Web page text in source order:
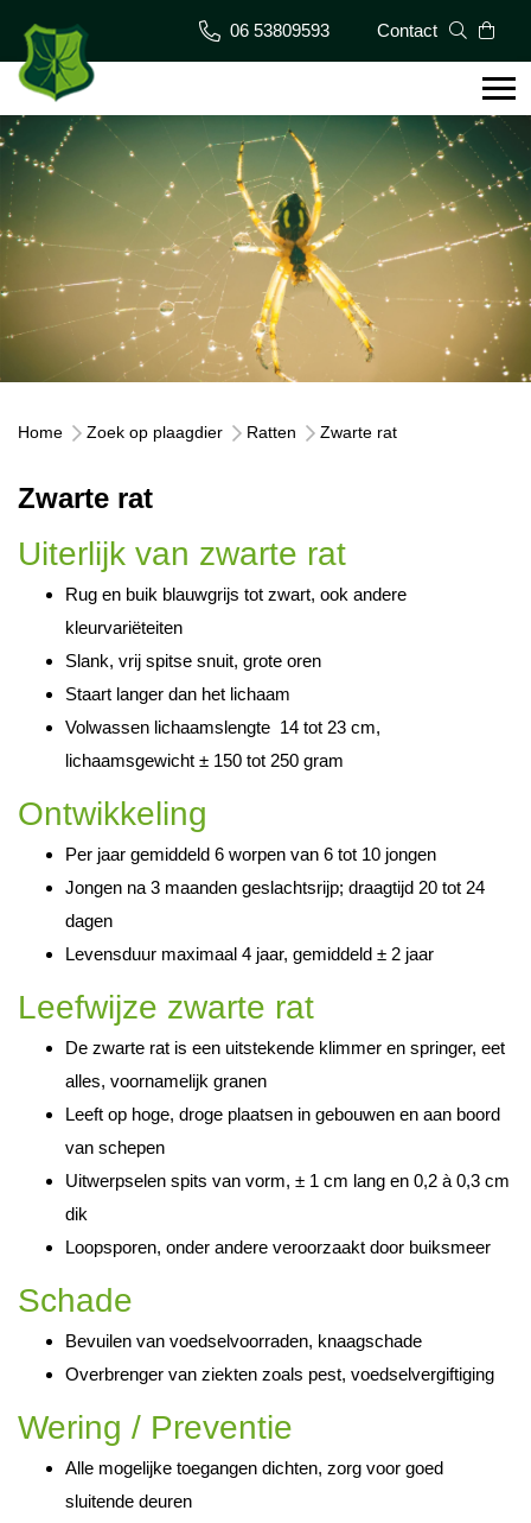
06 53809593 Contact
Home Zoek op plaagdier Ratten Zwarte rat
Zwarte rat
Uiterlijk van zwarte rat
Rug en buik blauwgrijs tot zwart, ook andere
kleurvariëteiten
Slank, vrij spitse snuit, grote oren
Staart langer dan het lichaam
Volwassen lichaamslengte 14 tot 23 cm,
lichaamsgewicht ± 150 tot 250 gram
Ontwikkeling
Per jaar gemiddeld 6 worpen van 6 tot 10 jongen
Jongen na 3 maanden geslachtsrijp; draagtijd 20 tot 24
dagen
Levensduur maximaal 4 jaar, gemiddeld ± 2 jaar
Leefwijze zwarte rat
De zwarte rat is een uitstekende klimmer en springer, eet
alles, voornamelijk granen
Leeft op hoge, droge plaatsen in gebouwen en aan boord
van schepen
Uitwerpselen spits van vorm, ± 1 cm lang en 0,2 à 0,3 cm
dik
Loopsporen, onder andere veroorzaakt door buiksmeer
Schade
Bevuilen van voedselvoorraden, knaagschade
Overbrenger van ziekten zoals pest, voedselvergiftiging
Wering / Preventie
Alle mogelijke toegangen dichten, zorg voor goed
sluitende deuren